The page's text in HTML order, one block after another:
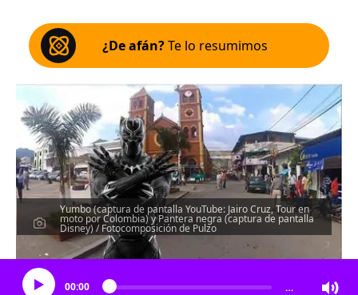
¿De afán?Te lo resumimos
Yumbo (captura de pantalla YouTube: Jairo Cruz, Tour en
moto por Colombia) y Pantera negra (captura de pantalla
Disney) / Fotocomposición de Pulzo
Escucha el artículo
00:00 …